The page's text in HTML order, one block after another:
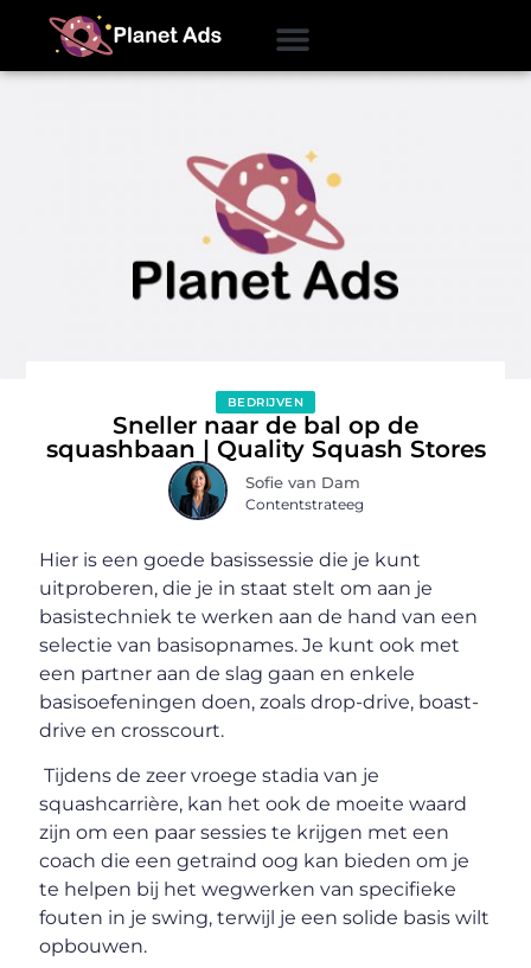
BEDRIJVEN
Sneller naar de bal op de
squashbaan | Quality Squash Stores
Sofie van Dam
Contentstrateeg
Hier is een goede basissessie die je kunt
uitproberen, die je in staat stelt om aan je
basistechniek te werken aan de hand van een
selectie van basisopnames. Je kunt ook met
een partner aan de slag gaan en enkele
basisoefeningen doen, zoals drop-drive, boast-
drive en crosscourt.
Tijdens de zeer vroege stadia van je
squashcarrière, kan het ook de moeite waard
zijn om een paar sessies te krijgen met een
coach die een getraind oog kan bieden om je
te helpen bij het wegwerken van specifieke
fouten in je swing, terwijl je een solide basis wilt
opbouwen.